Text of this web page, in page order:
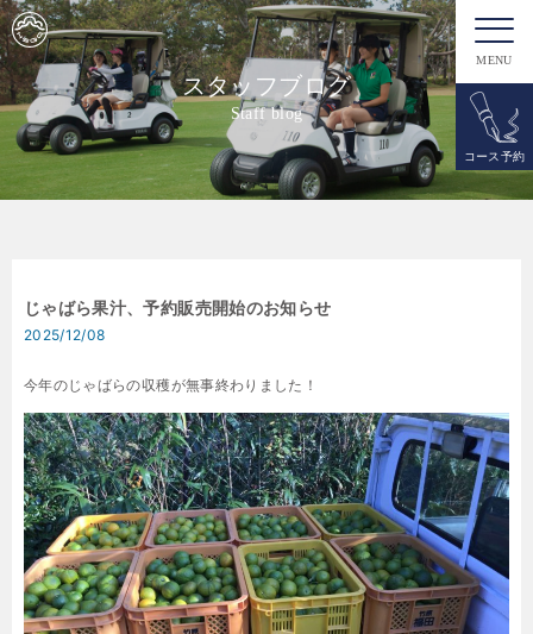
MENU
コース予約
スタッフブログ
Staff blog
じゃばら果汁、予約販売開始のお知らせ
2025/12/08
今年のじゃばらの収穫が無事終わりました！